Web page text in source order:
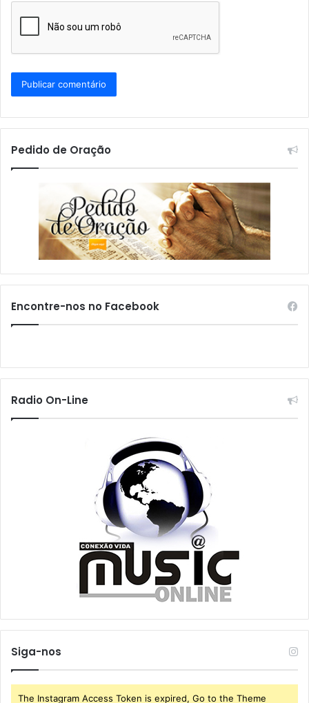
Pedido de Oração
Encontre-nos no Facebook
Radio On-Line
Siga-nos
The Instagram Access Token is expired, Go to the Theme